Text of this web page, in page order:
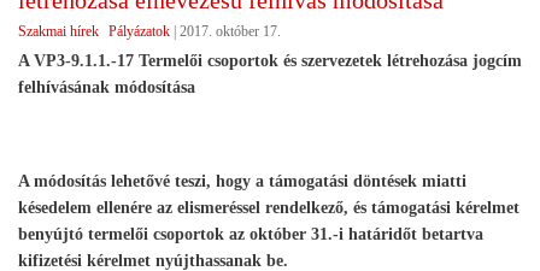
Szakmai hírek Pályázatok 2017. október 17.
A VP3-9.1.1.-17 Termelői csoportok és szervezetek létrehozása jogcím
felhívásának módosítása
A módosítás lehetővé teszi, hogy a támogatási döntések miatti
késedelem ellenére az elismeréssel rendelkező, és támogatási kérelmet
benyújtó termelői csoportok az október 31.-i határidőt betartva
kifizetési kérelmet nyújthassanak be.